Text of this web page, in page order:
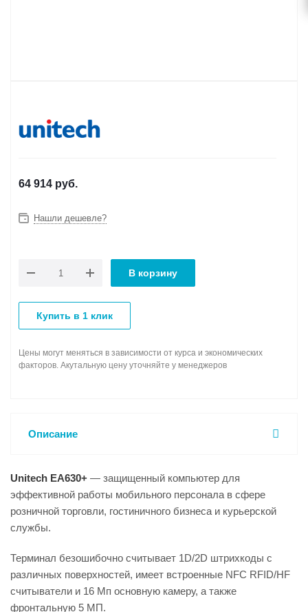
64 914 руб.
Нашли дешевле?
В корзину
Купить в 1 клик
Цены могут меняться в зависимости от курса и экономических
факторов. Акутальную цену уточняйте у менеджеров
Описание
Unitech EA630+ — защищенный компьютер для
эффективной работы мобильного персонала в сфере
розничной торговли, гостиничного бизнеса и курьерской
службы.
Терминал безошибочно считывает 1D/2D штрихкоды с
различных поверхностей, имеет встроенные NFC RFID/HF
считыватели и 16 Мп основную камеру, а также
фронтальную 5 МП.